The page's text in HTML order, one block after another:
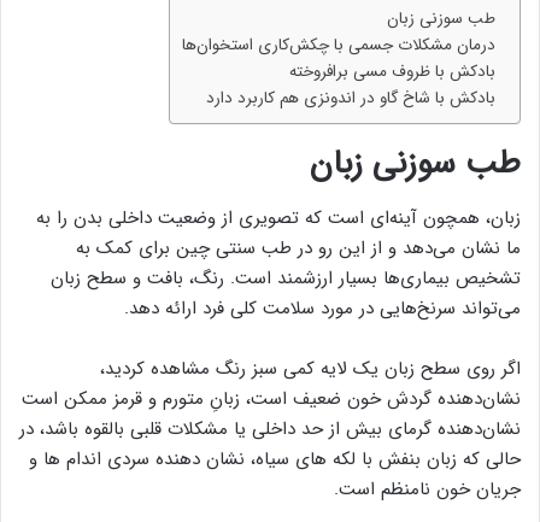
طب سوزنی زبان
درمان مشکلات جسمی با چکش‌کاری استخوان‌ها
بادکش با ظروف مسی برافروخته
بادکش با شاخ گاو در اندونزی هم کاربرد دارد
طب سوزنی زبان
زبان، همچون آینه‌ای است که تصویری از وضعیت داخلی بدن را به
ما نشان می‌دهد و از این رو در طب سنتی چین برای کمک به
تشخیص بیماری‌ها بسیار ارزشمند است. رنگ، بافت و سطح زبان
می‌تواند سرنخ‌هایی در مورد سلامت کلی فرد ارائه دهد.
اگر روی سطح زبان یک لایه کمی سبز رنگ مشاهده کردید،
نشان‌دهنده گردش خون ضعیف است، زبانِ متورم و قرمز ممکن است
نشان‌دهنده گرمای بیش از حد داخلی یا مشکلات قلبی بالقوه باشد، در
حالی که زبان بنفش با لکه های سیاه، نشان دهنده سردی اندام ها و
جریان خون نامنظم است.